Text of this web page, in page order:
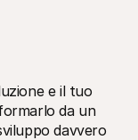
e il tuo
da un
davvero